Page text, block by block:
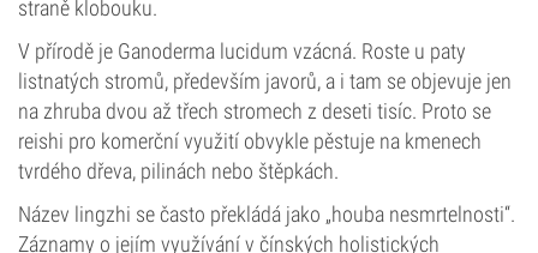
straně klobouku.
V přírodě je Ganoderma lucidum vzácná. Roste u paty
listnatých stromů, především javorů, a i tam se objevuje jen
na zhruba dvou až třech stromech z deseti tisíc. Proto se
reishi pro komerční využití obvykle pěstuje na kmenech
tvrdého dřeva, pilinách nebo štěpkách.
Název lingzhi se často překládá jako „houba nesmrtelnosti“.
Záznamy o jejím využívání v čínských holistických